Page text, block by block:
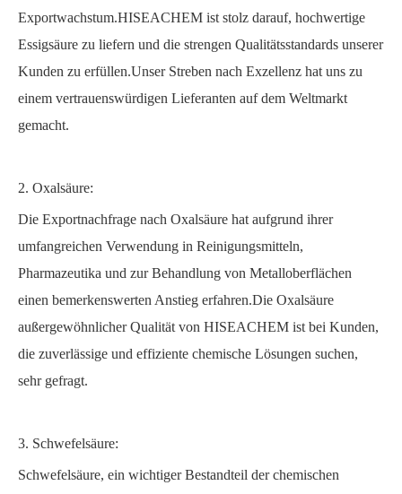
Exportwachstum.HISEACHEM ist stolz darauf, hochwertige
Essigsäure zu liefern und die strengen Qualitätsstandards unserer
Kunden zu erfüllen.Unser Streben nach Exzellenz hat uns zu
einem vertrauenswürdigen Lieferanten auf dem Weltmarkt
gemacht.
2. Oxalsäure:
Die Exportnachfrage nach Oxalsäure hat aufgrund ihrer
umfangreichen Verwendung in Reinigungsmitteln,
Pharmazeutika und zur Behandlung von Metalloberflächen
einen bemerkenswerten Anstieg erfahren.Die Oxalsäure
außergewöhnlicher Qualität von HISEACHEM ist bei Kunden,
die zuverlässige und effiziente chemische Lösungen suchen,
sehr gefragt.
3. Schwefelsäure:
Schwefelsäure, ein wichtiger Bestandteil der chemischen